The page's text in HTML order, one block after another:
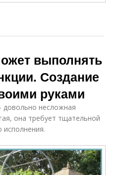
выполнять
Создание
руками
довольно несложная
она требует тщательной
исполнения.